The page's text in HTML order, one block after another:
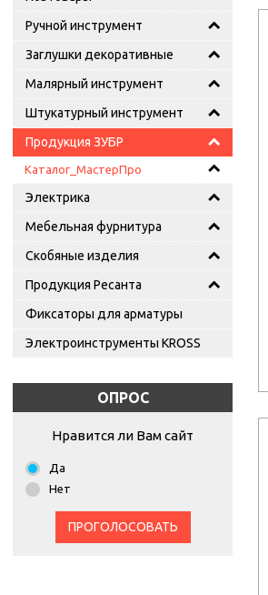
Ручной инструмент
Заглушки декоративные
Малярный инструмент
Штукатурный инструмент
Продукция ЗУБР
Каталог_МастерПро
Электрика
Мебельная фурнитура
Скобяные изделия
Продукция Ресанта
Фиксаторы для арматуры
Электроинструменты KROSS
ОПРОС
Нравится ли Вам сайт
Да
Нет
ПРОГОЛОСОВАТЬ